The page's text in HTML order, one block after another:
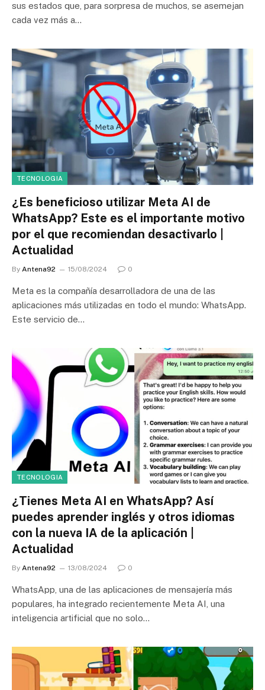
sus estados que, para sorpresa de muchos, se asemejan
cada vez más a…
TECNOLOGIA
¿Es beneficioso utilizar Meta AI de
WhatsApp? Este es el importante motivo
por el que recomiendan desactivarlo |
Actualidad
By Antena92 15/08/2024 0
Meta es la compañía desarrolladora de una de las
aplicaciones más utilizadas en todo el mundo: WhatsApp.
Este servicio de…
TECNOLOGIA
¿Tienes Meta AI en WhatsApp? Así
puedes aprender inglés y otros idiomas
con la nueva IA de la aplicación |
Actualidad
By Antena92 13/08/2024 0
WhatsApp, una de las aplicaciones de mensajería más
populares, ha integrado recientemente Meta AI, una
inteligencia artificial que no solo…